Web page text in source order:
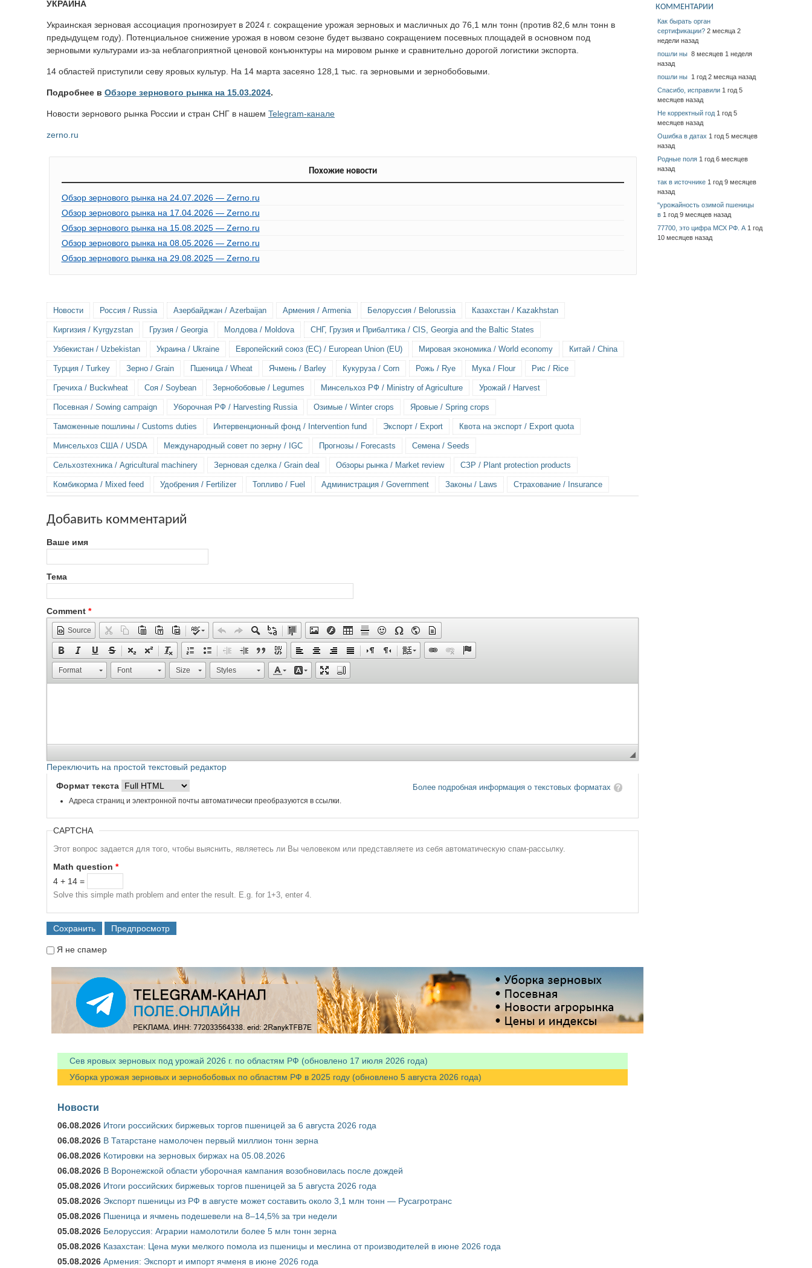
УКРАИНА
Украинская зерновая ассоциация прогнозирует в 2024 г. сокращение урожая зерновых и масличных до 76,1 млн тонн (против 82,6 млн тонн в
предыдущем году). Потенциальное снижение урожая в новом сезоне будет вызвано сокращением посевных площадей в основном под
зерновыми культурами из-за неблагоприятной ценовой конъюнктуры на мировом рынке и сравнительно дорогой логистики экспорта.
14 областей приступили севу яровых культур. На 14 марта засеяно 128,1 тыс. га зерновыми и зернобобовыми.
Подробнее в Обзоре зернового рынка на 15.03.2024.
Новости зернового рынка России и стран СНГ в нашем Telegram-канале
zerno.ru
Похожие новости
Обзор зернового рынка на 24.07.2026 — Zerno.ru
Обзор зернового рынка на 17.04.2026 — Zerno.ru
Обзор зернового рынка на 15.08.2025 — Zerno.ru
Обзор зернового рынка на 08.05.2026 — Zerno.ru
Обзор зернового рынка на 29.08.2025 — Zerno.ru
Новости Россия / Russia Азербайджан / Azerbaijan Армения / Armenia Белоруссия / Belorussia Казахстан / Kazakhstan
Киргизия / Kyrgyzstan Грузия / Georgia Молдова / Moldova СНГ, Грузия и Прибалтика / CIS, Georgia and the Baltic States
Узбекистан / Uzbekistan Украина / Ukraine Европейский союз (ЕС) / European Union (EU) Мировая экономика / World economy Китай / China
Турция / Turkey Зерно / Grain Пшеница / Wheat Ячмень / Barley Кукуруза / Corn Рожь / Rye Мука / Flour Рис / Rice
Гречиха / Buckwheat Соя / Soybean Зернобобовые / Legumes Минсельхоз РФ / Ministry of Agriculture Урожай / Harvest
Посевная / Sowing campaign Уборочная РФ / Harvesting Russia Озимые / Winter crops Яровые / Spring crops
Таможенные пошлины / Customs duties Интервенционный фонд / Intervention fund Экспорт / Export Квота на экспорт / Export quota
Минсельхоз США / USDA Международный совет по зерну / IGC Прогнозы / Forecasts Семена / Seeds
Сельхозтехника / Agricultural machinery Зерновая сделка / Grain deal Обзоры рынка / Market review СЗР / Plant protection products
Комбикорма / Mixed feed Удобрения / Fertilizer Топливо / Fuel Администрация / Government Законы / Laws Страхование / Insurance
Добавить комментарий
Ваше имя
Тема
Comment *
Source
Format Font Size Styles
Переключить на простой текстовый редактор
Более подробная информация о текстовых форматах
Формат текста
Адреса страниц и электронной почты автоматически преобразуются в ссылки.
CAPTCHA
Этот вопрос задается для того, чтобы выяснить, являетесь ли Вы человеком или представляете из себя автоматическую спам-рассылку.
Math question *
4 + 14 =
Solve this simple math problem and enter the result. E.g. for 1+3, enter 4.
Я не спамер
Сев яровых зерновых под урожай 2026 г. по областям РФ (обновлено 17 июля 2026 года)
Уборка урожая зерновых и зернобобовых по областям РФ в 2025 году (обновлено 5 августа 2026 года)
Новости
06.08.2026 Итоги российских биржевых торгов пшеницей за 6 августа 2026 года
06.08.2026 В Татарстане намолочен первый миллион тонн зерна
06.08.2026 Котировки на зерновых биржах на 05.08.2026
06.08.2026 В Воронежской области уборочная кампания возобновилась после дождей
05.08.2026 Итоги российских биржевых торгов пшеницей за 5 августа 2026 года
05.08.2026 Экспорт пшеницы из РФ в августе может составить около 3,1 млн тонн — Русагротранс
05.08.2026 Пшеница и ячмень подешевели на 8–14,5% за три недели
05.08.2026 Белоруссия: Аграрии намолотили более 5 млн тонн зерна
05.08.2026 Казахстан: Цена муки мелкого помола из пшеницы и меслина от производителей в июне 2026 года
05.08.2026 Армения: Экспорт и импорт ячменя в июне 2026 года
КОММЕНТАРИИ
Как бырать орган
сертификации? 2 месяца 2
недели назад
пошли ны 8 месяцев 1 неделя
назад
пошли ны 1 год 2 месяца назад
Спасибо, исправили 1 год 5
месяцев назад
Не корректный год 1 год 5
месяцев назад
Ошибка в датах 1 год 5 месяцев
назад
Родные поля 1 год 6 месяцев
назад
так в источнике 1 год 9 месяцев
назад
"урожайность озимой пшеницы
в 1 год 9 месяцев назад
77700, это цифра МСХ РФ. А 1 год
10 месяцев назад